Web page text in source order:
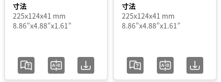
(高ラ
イン)
電
力
出
力
寸法
225x124x41 mm
8.86”x4.88”x1.61”
寸法
225x124x41 mm
8.86”x4.88”x1.61”